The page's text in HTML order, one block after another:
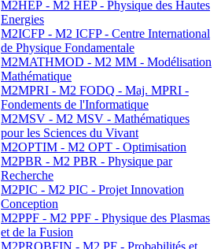
M2HEP - M2 HEP - Physique des Hautes
Energies
M2ICFP - M2 ICFP - Centre International
de Physique Fondamentale
M2MATHMOD - M2 MM - Modélisation
Mathématique
M2MPRI - M2 FODQ - Maj. MPRI -
Fondements de l'Informatique
M2MSV - M2 MSV - Mathématiques
pour les Sciences du Vivant
M2OPTIM - M2 OPT - Optimisation
M2PBR - M2 PBR - Physique par
Recherche
M2PIC - M2 PIC - Projet Innovation
Conception
M2PPF - M2 PPF - Physique des Plasmas
et de la Fusion
M2PROBFIN - M2 PF - Probabilités et